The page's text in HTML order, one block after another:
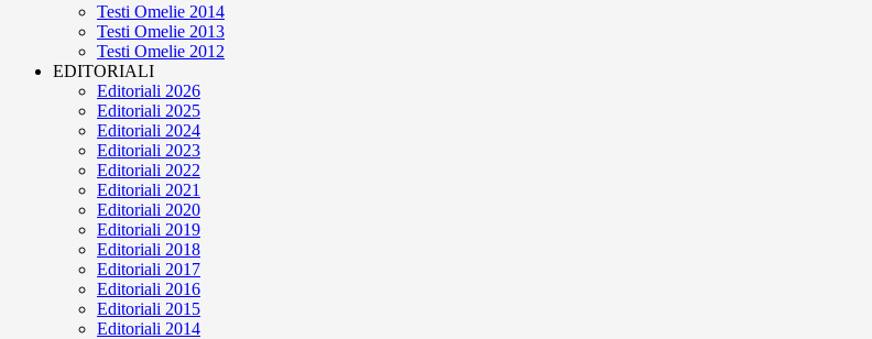
Testi Omelie 2014
Testi Omelie 2013
Testi Omelie 2012
EDITORIALI
Editoriali 2026
Editoriali 2025
Editoriali 2024
Editoriali 2023
Editoriali 2022
Editoriali 2021
Editoriali 2020
Editoriali 2019
Editoriali 2018
Editoriali 2017
Editoriali 2016
Editoriali 2015
Editoriali 2014